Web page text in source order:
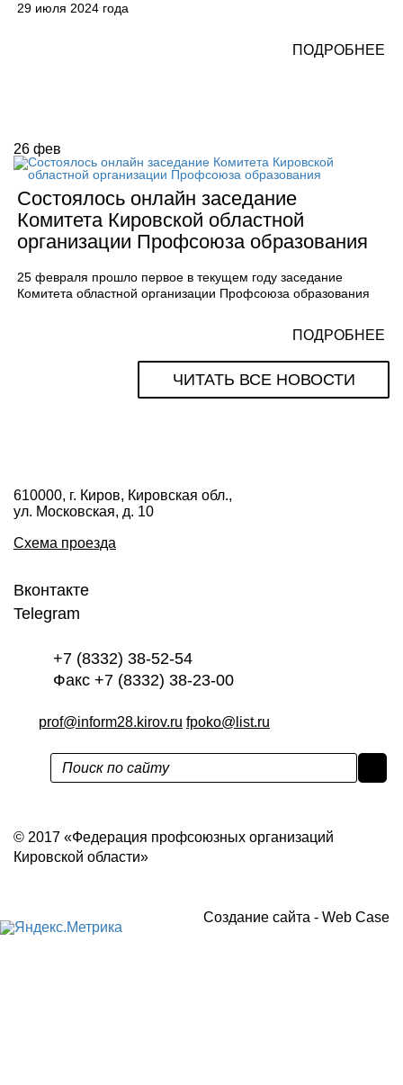
29 июля 2024 года
ПОДРОБНЕЕ
26 фев
Состоялось онлайн заседание
Комитета Кировской областной
организации Профсоюза образования
25 февраля прошло первое в текущем году заседание
Комитета областной организации Профсоюза образования
ПОДРОБНЕЕ
ЧИТАТЬ ВСЕ НОВОСТИ
610000, г. Киров, Кировская обл.,
ул. Московская, д. 10
Схема проезда
Вконтакте
Telegram
+7 (8332) 38-52-54
Факс +7 (8332) 38-23-00
prof@inform28.kirov.ru fpoko@list.ru
© 2017 «Федерация профсоюзных организаций
Кировской области»
Создание сайта - Web Case